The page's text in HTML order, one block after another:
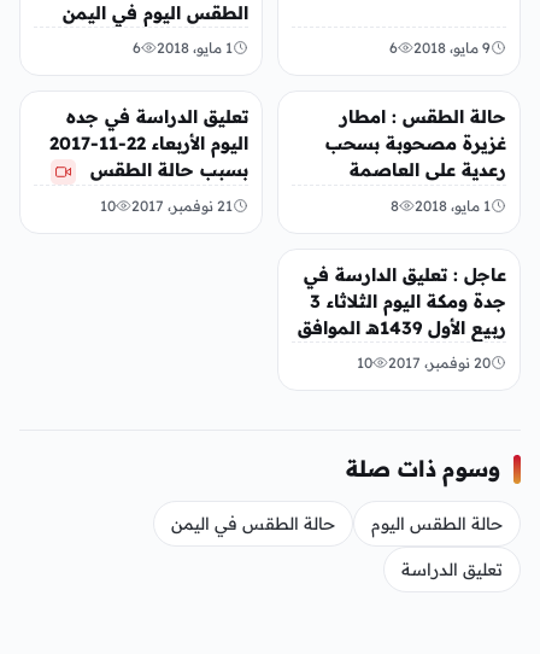
9 مايو، 2018 6
الطقس اليوم في اليمن
1 مايو، 2018 6
أخبار محلية
حالة الطقس : امطار
غزيرة مصحوبة بسحب
رعدية على العاصمة
اليمنية صنعاء وبعض
المحافظات الجنوبية
الغربية
1 مايو، 2018 8
عربي ودولي
تعليق الدراسة في جده
اليوم الأربعاء 22-11-2017
بسبب حالة الطقس
21 نوفمبر، 2017 10
عاجل : تعليق الدارسة في
جدة ومكة اليوم الثلاثاء 3
ربيع الأول 1439هـ الموافق
21 نوفمبر 201720 نوفمبر، 2017 10
وسوم ذات صلة
حالة الطقس اليوم حالة الطقس في اليمن
تعليق الدراسة